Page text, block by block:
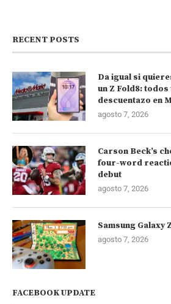
RECENT POSTS
Da igual si
un Z Fold8: todos
descuentazo en
agosto 7, 2026
Carson Beck’s
four-word
debut
agosto 7, 2026
Samsung Galaxy
agosto 7, 2026
FACEBOOK UPDATE